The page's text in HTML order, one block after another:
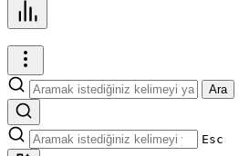
Ara
Esc